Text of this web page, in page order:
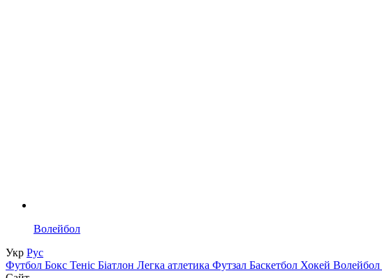
Волейбол
Укр Рус
Футбол Бокс Теніс Біатлон Легка атлетика Футзал Баскетбол Хокей Волейбол